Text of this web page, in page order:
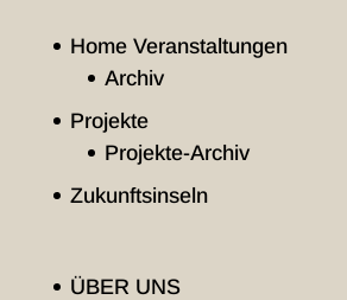
Home Veranstaltungen
Archiv
Projekte
Projekte-Archiv
Zukunftsinseln
ÜBER UNS